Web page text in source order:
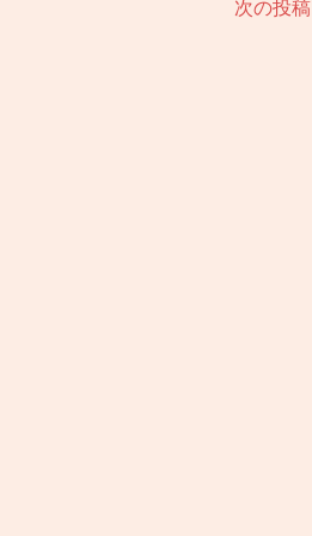
次の投稿